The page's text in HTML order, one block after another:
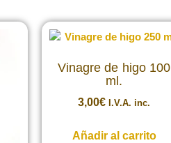
Vinagre de higo 100
ml.
3,00€ I.V.A. inc.
Añadir al carrito